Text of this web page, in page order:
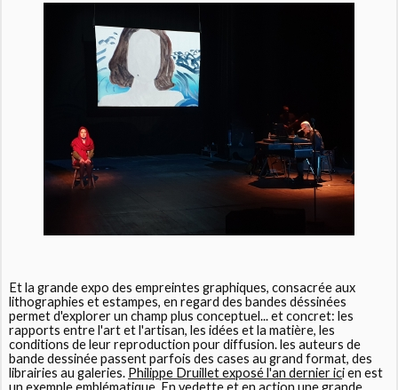
Et la grande expo des empreintes graphiques, consacrée aux
lithographies et estampes, en regard des bandes déssinées
permet d'explorer un champ plus conceptuel... et concret: les
rapports entre l'art et l'artisan, les idées et la matière, les
conditions de leur reproduction pour diffusion. les auteurs de
bande dessinée passent parfois des cases au grand format, des
librairies au galeries. Philippe Druillet exposé l'an dernier ici en est
un exemple emblématique. En vedette et en action une grande